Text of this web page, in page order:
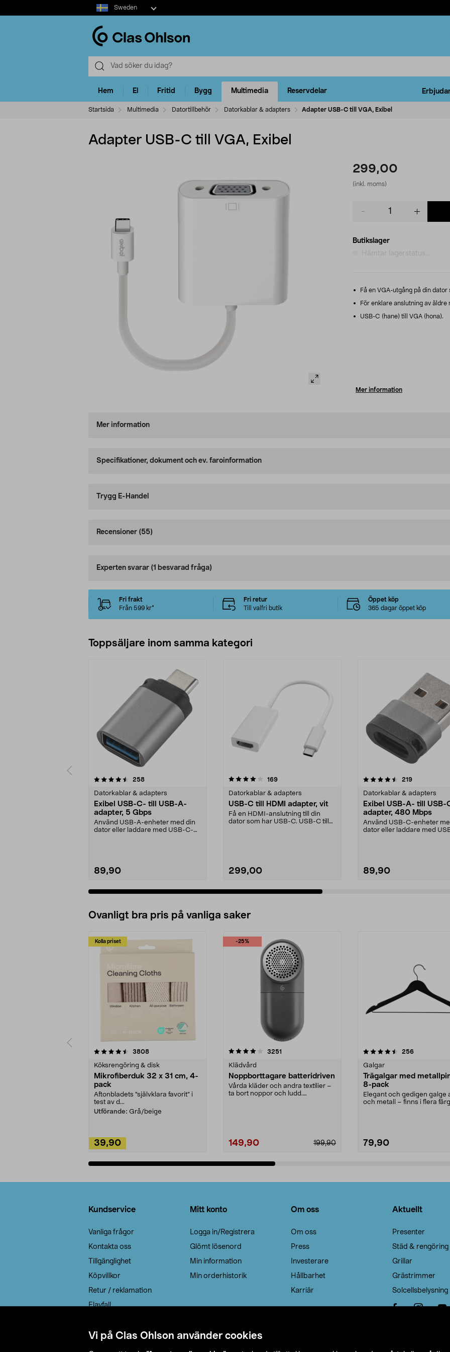
Vi på Clas Ohlson använder cookies
Select
market
Sweden
Hem El Fritid Bygg Multimedia Reservdelar
Startsida Multimedia Datortillbehör Datorkablar & adapters Adapter USB-C till VGA, Exibel
Adapter USB-C till VGA, Exibel
299,00
(inkl. moms)
Butikslager
Hämtar lagerstatus...
Få en VGA-utgång på din dator
För enklare anslutning av
USB-C (hane) till VGA (hona).
Mer information
Mer information
Specifikationer, dokument och ev. faroinformation
Trygg E-Handel
Recensioner (55)
Experten svarar (1 besvarad fråga)
Fri frakt
Från 599 kr*
Fri retur
Till valfri butik
Öppet köp
365 dagar öppet köp
Toppsäljare inom samma kategori
258recensioner
Datorkablar & adapters
Exibel USB-C- till USB-A-
adapter, 5 Gbps
Använd USB-A-enheter med din
dator eller laddare med USB-C-
89,90
4.0 av 5 stjärnor 169recensioner
Datorkablar & adapters
USB-C till HDMI adapter, vit
Få en HDMI-anslutning till din
dator som har USB-C. USB-C till
299,00
4.5 av 5 stjärnor 219recensioner
Datorkablar & adapters
Exibel USB-A- till USB-
adapter, 480 Mbps
Använd USB-C-enheter
dator eller laddare med
89,90
4.5 av 5 stjärnor
Ovanligt bra pris på vanliga saker
Kolla priset
3808recensioner
Köksrengöring & disk
Mikrofiberduk 32 x 31 cm, 4-
pack
Aftonbladets "självklara favorit” i
test av d...
Utförande: Grå/beige
39,90
-25%
4.0av 5 stjärnor 3251
Klädvård
Noppborttagare batteridriven
Vårda kläder och andra textilier –
ta bort noppor och ludd.
199,90
149,90
4.5av 5 stjärnor 256recensioner
Galgar
Trägalgar med
8-pack
Elegant och gedigen galge
och metall – finns i flera
79,90
4.0av 5 stjärnor
Kundservice
Vanliga frågor
Kontakta oss
Tillgänglighet
Köpvillkor
Retur / reklamation
Elavfall
Leveransalternativ
Mitt konto
Logga in/Registrera
Glömt lösenord
Min information
Min orderhistorik
Om oss
Om oss
Press
Investerare
Hållbarhet
Karriär
Aktuellt
Presenter
Städ & rengöring
Grillar
Grästrimmer
Solcellsbelysning